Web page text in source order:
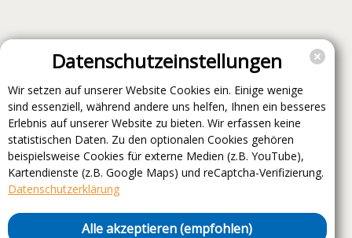
Datenschutzeinstellungen
Wir setzen auf unserer Website Cookies ein. Einige wenige
sind essenziell, während andere uns helfen, Ihnen ein besseres
Erlebnis auf unserer Website zu bieten. Wir erfassen keine
statistischen Daten. Zu den optionalen Cookies gehören
beispielsweise Cookies für externe Medien (z.B. YouTube),
Kartendienste (z.B. Google Maps) und reCaptcha-Verifizierung.
Datenschutzerklärung
Alle akzeptieren (empfohlen)